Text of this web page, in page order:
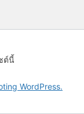
ต์นี้
WordPress.